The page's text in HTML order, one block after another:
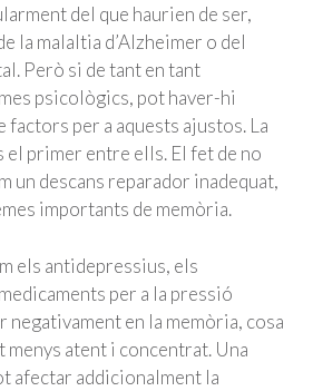
del que haurien de ser,
la malaltia d’Alzheimer o del
Però si de tant en tant
psicològics, pot haver-hi
factors per a aquests ajustos. La
el primer entre ells. El fet de no
un descans reparador inadequat,
importants de memòria.
els antidepressius, els
per a la pressió
en la memòria, cosa
menys atent i concentrat. Una
afectar addicionalment la